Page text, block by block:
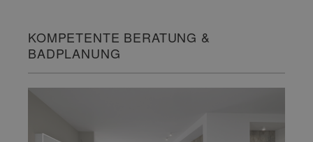
KOMPETENTE BERATUNG &
BADPLANUNG